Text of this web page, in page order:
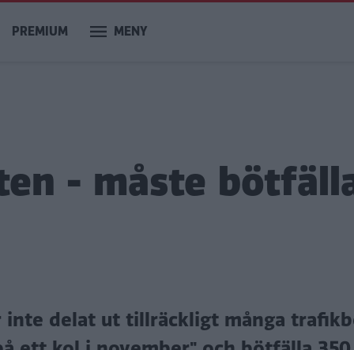
PREMIUM MENY
- måste
inte delat ut tillräckligt många